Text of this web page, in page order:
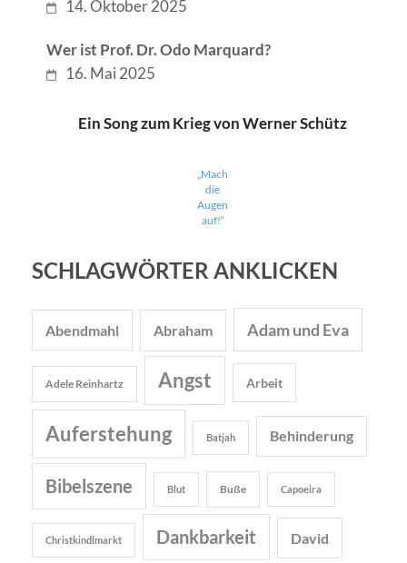
14. Oktober 2025
Wer ist Prof. Dr. Odo Marquard?
16. Mai 2025
Ein Song zum Krieg von Werner Schütz
„Mach
die
Augen
auf!“
SCHLAGWÖRTER ANKLICKEN
Abendmahl Abraham Adam und Eva
Adele Reinhartz Angst Arbeit
Auferstehung Batjah Behinderung
Bibelszene Blut Buße Capoeira
Christkindlmarkt Dankbarkeit David